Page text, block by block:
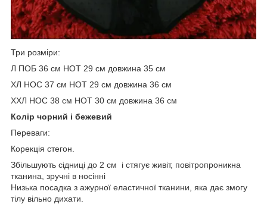
Три розміри:
Л ПОБ 36 см НОТ 29 см довжина 35 см
ХЛ НОС 37 см НОТ 29 см довжина 36 см
XXЛ НОС 38 см НОТ 30 см довжина 36 см
Колір чорний і бежевий
Переваги:
Корекція стегон.
Збільшують сідниці до 2 см і стягує живіт, повітропроникна
тканина, зручні в носінні
Низька посадка з ажурної еластичної тканини, яка дає змогу
тілу вільно дихати.